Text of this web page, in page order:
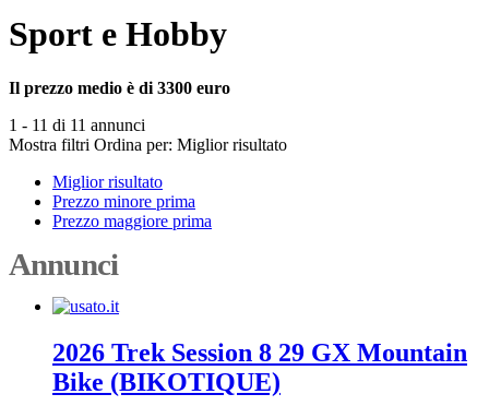
Sport e Hobby
Il prezzo medio è di 3300 euro
1 - 11 di 11 annunci
Mostra filtri Ordina per: Miglior risultato
Miglior risultato
Prezzo minore prima
Prezzo maggiore prima
Annunci
2026 Trek Session 8 29 GX Mountain
Bike (BIKOTIQUE)